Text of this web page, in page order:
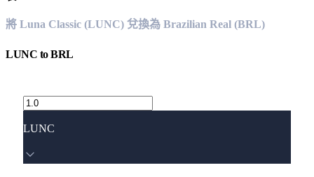
將 Luna Classic (LUNC) 兌換為 Brazilian Real (BRL)
LUNC toBRL
LUNC